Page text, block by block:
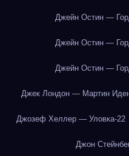
Джейн Остин —
Джейн Остин —
Джейн Остин —
Джек Лондон — Мартин
Джозеф Хеллер — Уловка-22
Джон